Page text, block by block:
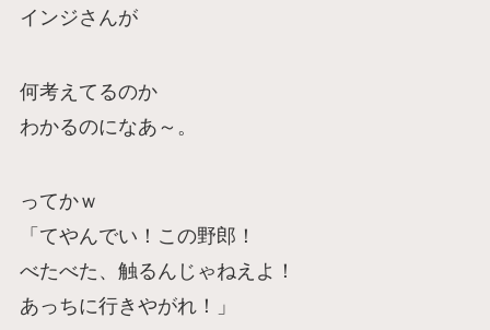
インジさんが
何考えてるのか
わかるのになあ～。
ってかｗ
「てやんでい！この野郎！
べたべた、触るんじゃねえよ！
あっちに行きやがれ！」